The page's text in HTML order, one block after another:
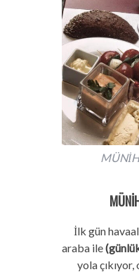
İlk gün
araba ile
yola